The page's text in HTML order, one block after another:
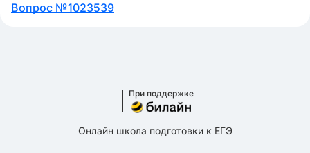
Вопрос №1023539
При поддержке
Онлайн школа подготовки к ЕГЭ